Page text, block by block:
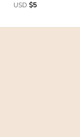
Valorado
de
USD $5